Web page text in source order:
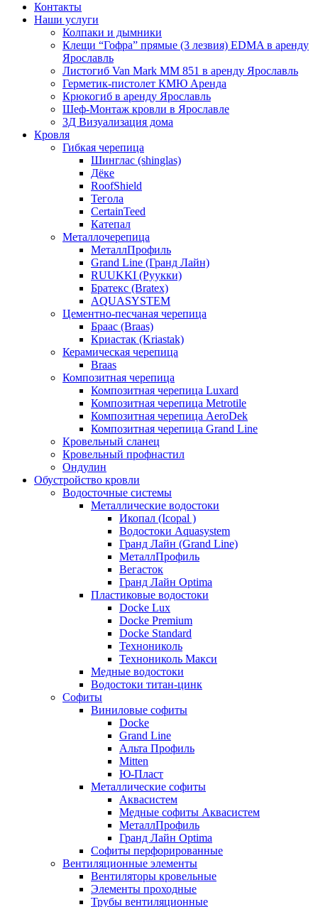
Контакты
Наши услуги
Колпаки и дымники
Клещи “Гофра” прямые (3 лезвия) EDMA в аренду
Ярославль
Листогиб Van Mark MM 851 в аренду Ярославль
Герметик-пистолет КМЮ Аренда
Крюкогиб в аренду Ярославль
Шеф-Монтаж кровли в Ярославле
3Д Визуализация дома
Кровля
Гибкая черепица
Шинглас (shinglas)
Дёке
RoofShield
Тегола
CertainTeed
Катепал
Металлочерепица
МеталлПрофиль
Grand Line (Гранд Лайн)
RUUKKI (Руукки)
Братекс (Bratex)
AQUASYSTEM
Цементно-песчаная черепица
Браас (Braas)
Криастак (Kriastak)
Керамическая черепица
Braas
Композитная черепица
Композитная черепица Luxard
Композитная черепица Metrotile
Композитная черепица AeroDek
Композитная черепица Grand Line
Кровельный сланец
Кровельный профнастил
Ондулин
Обустройство кровли
Водосточные системы
Металлические водостоки
Икопал (Icopal )
Водостоки Aquasystem
Гранд Лайн (Grand Line)
МеталлПрофиль
Вегасток
Гранд Лайн Optima
Пластиковые водостоки
Docke Lux
Docke Premium
Docke Standard
Технониколь
Технониколь Макси
Медные водостоки
Водостоки титан-цинк
Софиты
Виниловые софиты
Docke
Grand Line
Альта Профиль
Mitten
Ю-Пласт
Металлические софиты
Аквасистем
Медные софиты Аквасистем
МеталлПрофиль
Гранд Лайн Optima
Софиты перфорированные
Вентиляционные элементы
Вентиляторы кровельные
Элементы проходные
Трубы вентиляционные